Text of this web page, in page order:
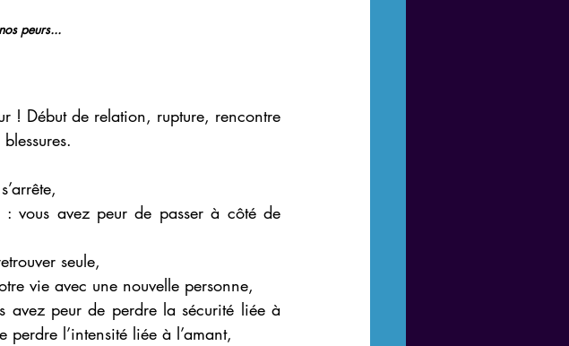
peurs...
! Début de relation, rupture, rencontre
: vous avez peur de passer à côté de
seule,
vie avec une nouvelle personne,
avez peur de perdre la sécurité liée à
l’intensité liée à l’amant,